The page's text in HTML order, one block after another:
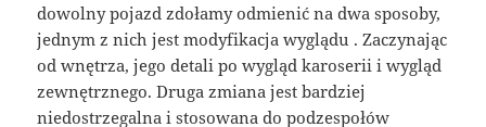
dowolny pojazd zdołamy odmienić na dwa sposoby,
jednym z nich jest modyfikacja wyglądu . Zaczynając
od wnętrza, jego detali po wygląd karoserii i wygląd
zewnętrznego. Druga zmiana jest bardziej
niedostrzegalna i stosowana do podzespołów